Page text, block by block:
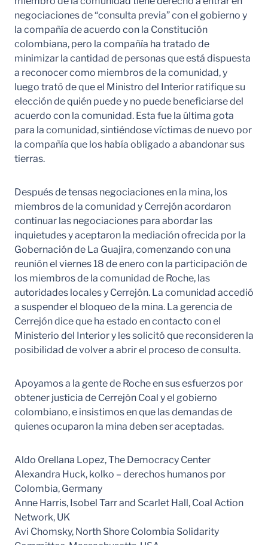
negociaciones de “consulta previa” con el gobierno y
la compañía de acuerdo con la Constitución
colombiana, pero la compañía ha tratado de
minimizar la cantidad de personas que está dispuesta
a reconocer como miembros de la comunidad, y
luego trató de que el Ministro del Interior ratifique su
elección de quién puede y no puede beneficiarse del
acuerdo con la comunidad. Esta fue la última gota
para la comunidad, sintiéndose víctimas de nuevo por
la compañía que los había obligado a abandonar sus
tierras.
Después de tensas negociaciones en la mina, los
miembros de la comunidad y Cerrejón acordaron
continuar las negociaciones para abordar las
inquietudes y aceptaron la mediación ofrecida por la
Gobernación de La Guajira, comenzando con una
reunión el viernes 18 de enero con la participación de
los miembros de la comunidad de Roche, las
autoridades locales y Cerrejón. La comunidad accedió
a suspender el bloqueo de la mina. La gerencia de
Cerrejón dice que ha estado en contacto con el
Ministerio del Interior y les solicitó que reconsideren la
posibilidad de volver a abrir el proceso de consulta.
Apoyamos a la gente de Roche en sus esfuerzos por
obtener justicia de Cerrejón Coal y el gobierno
colombiano, e insistimos en que las demandas de
quienes ocuparon la mina deben ser aceptadas.
Aldo Orellana Lopez, The Democracy Center
Alexandra Huck, kolko – derechos humanos por
Colombia, Germany
Anne Harris, Isobel Tarr and Scarlet Hall, Coal Action
Network, UK
Avi Chomsky, North Shore Colombia Solidarity